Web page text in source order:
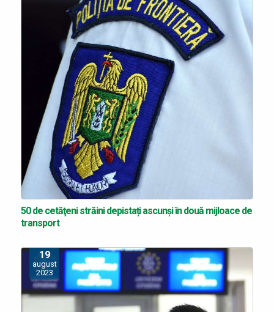
50 de cetăţeni străini depistați ascunși în două mijloace de
transport
19
august
2023